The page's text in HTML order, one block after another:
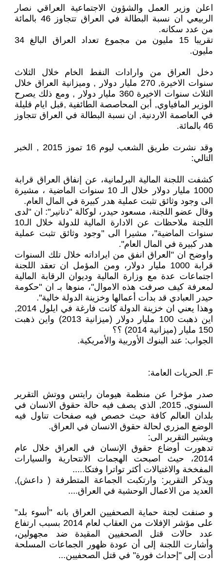
اعلن وزير العمل والشؤون الاجتماعية العراقي نصار
الربيعي ان نسبة البطالة في العراق تتجاوز 46 بالمائة
من عدد سكانه.
تقريبا 15 مليون من مجموع تعداد العراق البالغ 34
مليون.
دخل العراق من وارادات النفط الخام خلال الثلاث
سنوات الاخيرة, 270 مليار دولار , وميزانية العراق خلال
الثلاث سنوات الاخيرة 360 مليار دولار , ومع ذلك يصرح
الوزير المافياوي, أبن المحاصصة الطائفية ,قبل ايام قليلة
في العاصمة الاردنية, ان نسبة البطالة في العراق تتجاوز
46 بالمائة.
وقد نشرت طريق الشعب ليوم 16 تموز 2015 , الخبر
التالي:
كشفت اللجنة المالية البرلمانية، عن إنفاق العراق قرابة
1000 مليار دولار خلال الـ 10 سنوات الماضية ، مشيرة
الى وجود وثائق تثبت عملية هدر كبيرة في المال العام.
وقال عضو اللجنة، مسعود حيدر، لوكالة "دنانير": ان "لدى
اللجنة ملاحظات عن الادارة المالية للدولة خلال الـ10
سنوات الماضية"، مشيرا الى "وجود وثائق تثبت عملية
هدر كبيرة في المال العام".
واوضح ان "العراق انفق من ايراداته خلال تلك السنوات
قرابة 1000 مليار دولار، ومن المؤمل ان تعقد اللجنة
اجتماعات عدة مع وزارة المالية وديوان الرقابة المالية
لمعرفة كيف صرفت هذه الاموال"، منوها بـ ان "حكومة
حيدر العبادي قد بدأت أعمالها وخزينة الدولة خالية".
وهذا يعني ان خزينة الدولة كانت فارغة في ايلول 2014,
اين ذهبت 100 مليار دولار (ميزانية 2013) واين ذهبت
150 مليار (ميزانية 2014) ؟؟
الجواب: عند البنوك الأوربية والأمريكية.
F. الحريات العامة:
صدر مؤخرا عن منظمة هيومان رايتس ووتش التقرير
السنوي, 2015, الذي يصف فيه حالة حقوق الانسان في
بلدان العالم كافة حيث خصص فيه صفحات تناول فيه
الوضع المزري لحالة حقوق الانسان في العراق.
ويشير التقرير الى:
تدهورت أوضاع حقوق الإنسان في العراق خلال عام
2014، حيث اصبحت الهجمات الانتحارية والسيارات
المفخخة والاغتيالات أكثر تواترا وفتكا.....
ويذكر التقرير: وارتكبت الجماعة المتطرفة ( داعش),
العديد من الاعمال الوحشية في العراق....
و صنفت لجنة حماية الصحفيين العراق بانه "أسوء بلد"
على مؤشر الإفلات من العقاب لعام 2014 بسبب ارتفاع
عدد حالات قتل الصحفيين المقيدة ضد مجهولين،
وأشارت اللجنة إلى أن عودة ظهور الجماعات المسلحة
أدت إلى "إحداث فورة" في قتل الصحفيين...